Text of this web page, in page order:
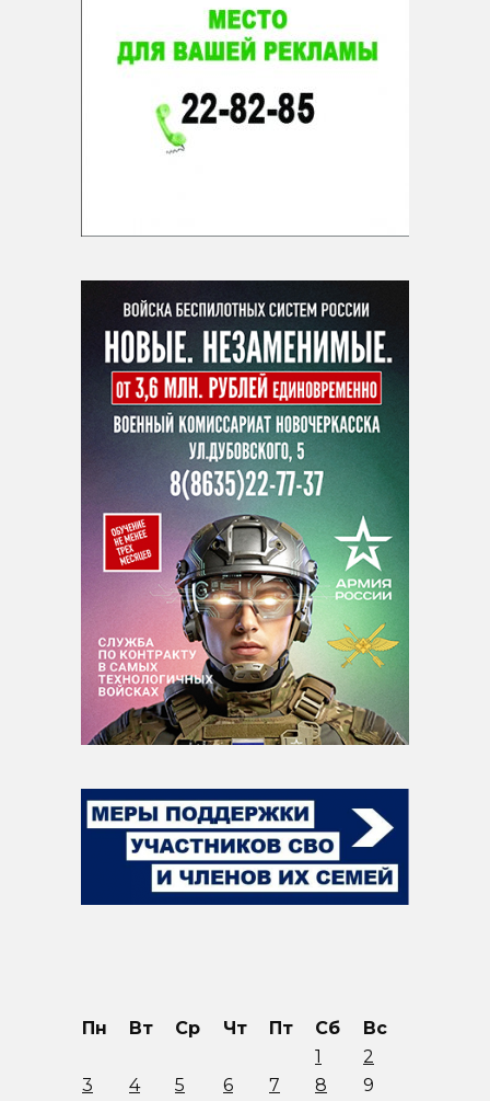
Пн Вт Ср Чт Пт Сб
Вс
1
2
3
4 5 6 7 8
9